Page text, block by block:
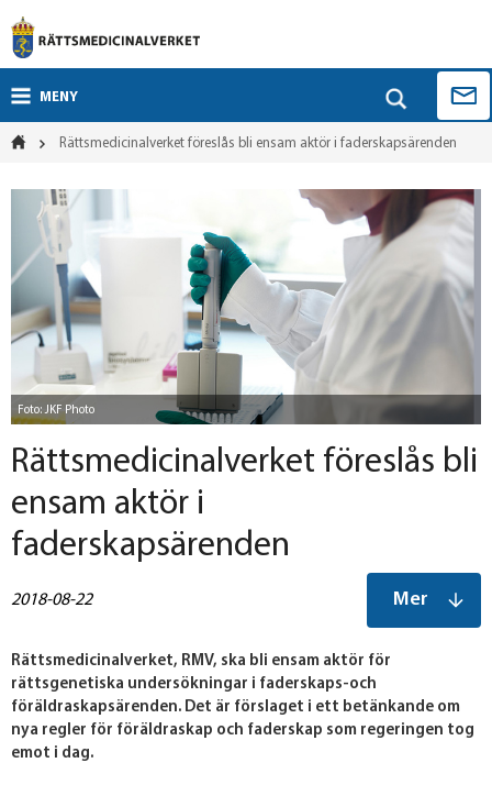
MENY
Rättsmedicinalverket föreslås bli ensam aktör i faderskapsärenden
Foto: JKF Photo
Rättsmedicinalverket föreslås bli
ensam aktör i
faderskapsärenden
Mer
2018-08-22
Rättsmedicinalverket, RMV, ska bli ensam aktör för
rättsgenetiska undersökningar i faderskaps-och
föräldraskapsärenden. Det är förslaget i ett betänkande om
nya regler för föräldraskap och faderskap som regeringen tog
emot i dag.